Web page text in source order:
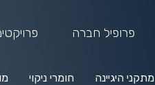
פרופיל חברה
מתקני היגיינה חומרי ניקוי